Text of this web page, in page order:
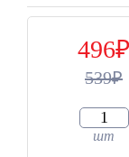
496
539
шт